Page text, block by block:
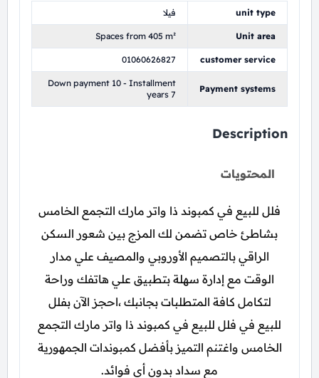
unit type فيلا
Unit area
Spaces from 405 m²
customer service
01060626827
Payment systems
Down payment 10 - Installment
years 7
Description
المحتويات
فلل للبيع في كمبوند ذا واتر مارك التجمع الخامس
بشاطئ خاص تضمن لك المزج بين شعور السكن
الراقي بالتصميم الأوروبي والمصيف علي مدار
الوقت مع إدارة سهلة بتطبيق علي هاتفك وراحة
لتكامل كافة المتطلبات بجانبك ،احجز الآن بفلل
للبيع في فلل للبيع في كمبوند ذا واتر مارك التجمع
الخامس واغتنم التميز بأفضل كمبوندات الجمهورية
مع سداد بدون أي فوائد.